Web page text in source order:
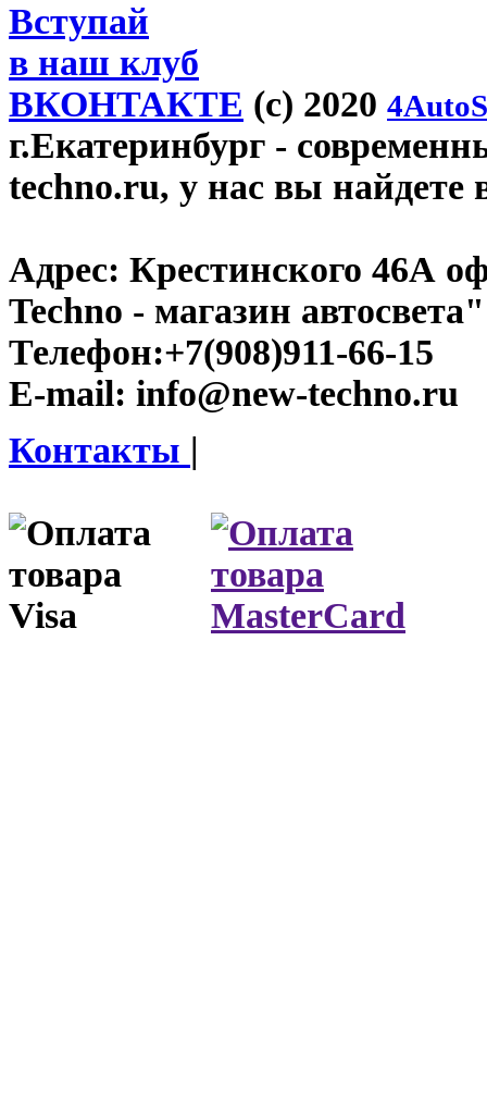
Вступай
в наш клуб
ВКОНТАКТЕ (c) 2020
г.Екатеринбург -
techno.ru, у нас вы найдете
Адрес: Крестинского 46А
Techno - магазин автосвета"
Телефон:+7(908)911-66-15
E-mail: info@new-techno.ru
Контакты |